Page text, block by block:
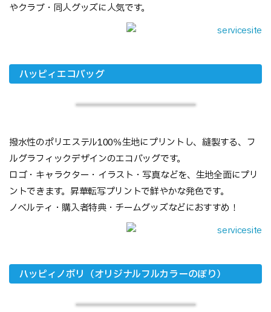
やクラブ・同人グッズに人気です。
ハッピィエコバッグ
撥水性のポリエステル100％生地にプリントし、縫製する、フ
ルグラフィックデザインのエコバッグです。
ロゴ・キャラクター・イラスト・写真などを、生地全面にプリ
ントできます。昇華転写プリントで鮮やかな発色です。
ノベルティ・購入者特典・チームグッズなどにおすすめ！
ハッピィノボリ（オリジナルフルカラーのぼり）